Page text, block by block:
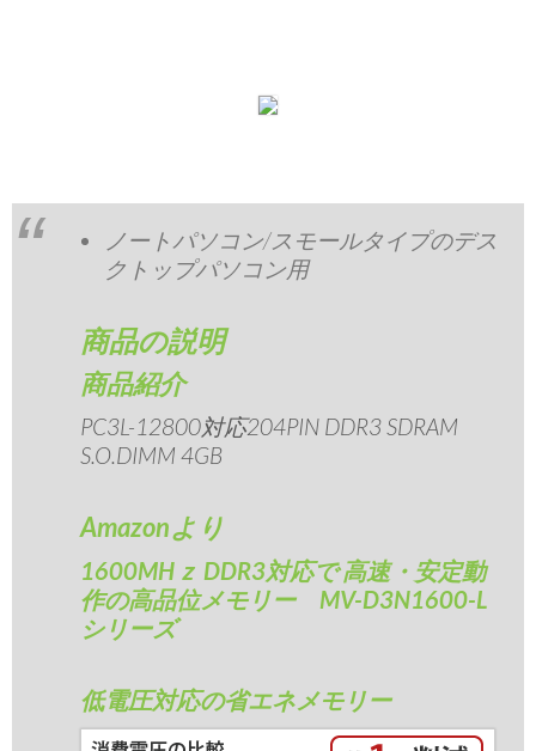
ノートパソコン/スモールタイプのデス
クトップパソコン用
商品の説明
商品紹介
PC3L-12800対応204PIN DDR3 SDRAM
S.O.DIMM 4GB
Amazonより
1600MHｚ DDR3対応で 高速・安定動
作の高品位メモリー MV-D3N1600-L
シリーズ
低電圧対応の省エネメモリー